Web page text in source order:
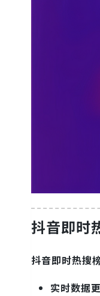
抖音即时
抖音即时热搜
实时数据